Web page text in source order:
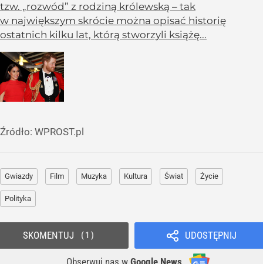
tzw. „rozwód” z rodziną królewską – tak
w największym skrócie można opisać historię
ostatnich kilku lat, którą stworzyli książę...
Źródło: WPROST.pl
Gwiazdy Film Muzyka Kultura Świat Życie
Polityka
UDOSTĘPNIJ
SKOMENTUJ 1